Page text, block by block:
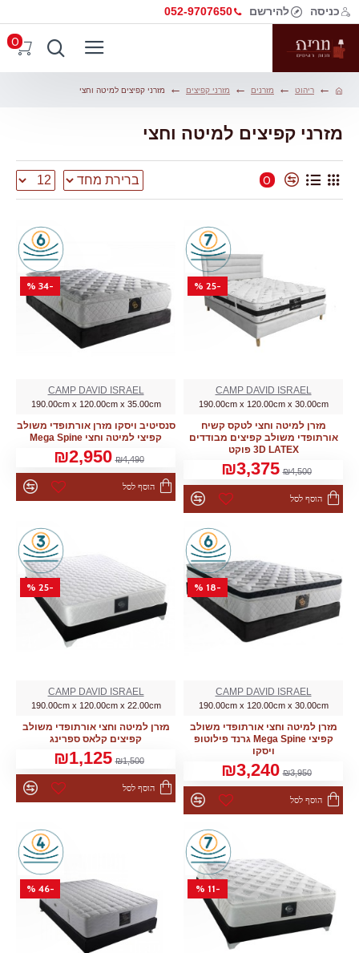
כניסה להירשם 052-9707650
0
ריהוט מזרנים מזרני קפיצים מזרני קפיצים למיטה וחצי
מזרני קפיצים למיטה וחצי
0
-25 %
CAMP DAVID ISRAEL
190.00cm x 120.00cm x 30.00cm
מזרן למיטה וחצי לטקס קשיח
אורתופדי משולב קפיצים מבודדים
3D LATEX פוקט
₪4,500
₪3,375
הוסף לסל
-34 %
CAMP DAVID ISRAEL
190.00cm x 120.00cm x 35.00cm
סנסיטיב ויסקו מזרן אורתופדי משולב
קפיצי למיטה וחצי Mega Spine
₪4,490
₪2,950
הוסף לסל
-18 %
CAMP DAVID ISRAEL
190.00cm x 120.00cm x 30.00cm
מזרן למיטה וחצי אורתופדי משולב
קפיצי Mega Spine גרנד פילוטופ
ויסקו
₪3,950
₪3,240
הוסף לסל
-25 %
CAMP DAVID ISRAEL
190.00cm x 120.00cm x 22.00cm
מזרן למיטה וחצי אורתופדי משולב
קפיצים קלאס ספרינג
₪1,500
₪1,125
הוסף לסל
-11 %
-46 %